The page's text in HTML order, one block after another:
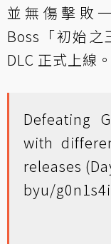
並無傷擊敗
Boss「初始
DLC 正式上線。
Defeating
with
releases
byu/g0n1s4